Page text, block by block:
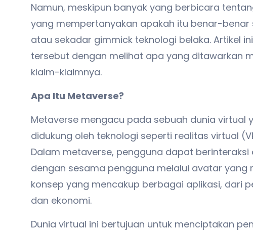
Namun, meskipun banyak yang berbicara
yang mempertanyakan apakah itu benar-
atau sekadar gimmick teknologi belaka. Artikel
tersebut dengan melihat apa yang ditawarkan
klaim-klaimnya.
Apa Itu Metaverse?
Metaverse mengacu pada sebuah dunia virtual
didukung oleh teknologi seperti realitas virtual
Dalam metaverse, pengguna dapat
dengan sesama pengguna melalui avatar yang
konsep yang mencakup berbagai aplikasi, dari
dan ekonomi.
Dunia virtual ini bertujuan untuk menciptakan